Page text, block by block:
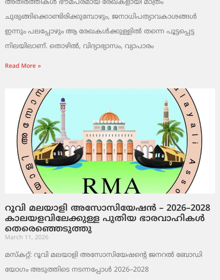
അതിർത്തികൾ ഭൗമപരമായ രേഖകളായി മാത്രം
ചുരുങ്ങിക്കൊണ്ടിരിക്കുമ്പോഴും, ജനാധിപത്യാവകാശങ്ങൾ
ഇന്നും പലപ്പോഴും ആ രേഖകൾക്കുള്ളിൽ തന്നെ പൂട്ടപ്പെട്ട
നിലയിലാണ്. തൊഴിൽ, വിദ്യാഭ്യാസം, വ്യാപാരം
Read More »
റൂവി മലയാളി അസോസിയേഷൻ – 2026–2028
കാലയളവിലേക്കുള്ള പുതിയ ഭാരവാഹികൾ
തെരെഞ്ഞെടുത്തു
March 11, 2026
മസ്കറ്റ്: റൂവി മലയാളി അസോസിയേഷന്റെ ജനറൽ ബോഡി
യോഗം അടുത്തിടെ നടന്നപ്പോൾ 2026–2028